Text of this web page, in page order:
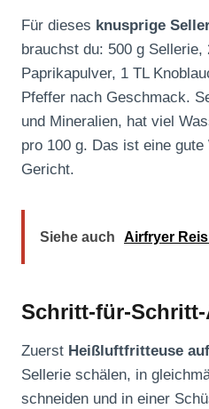
Für dieses knusprige
brauchst du: 500 g Sellerie,
Paprikapulver, 1 TL
Pfeffer nach Geschmack.
und Mineralien, hat viel
pro 100 g. Das ist eine
Gericht.
Siehe auch Airfryer
Schritt-für-
Zuerst Heißluftfritteuse
Sellerie schälen, in
schneiden und in einer